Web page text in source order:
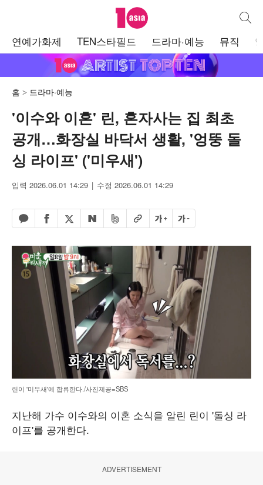
텐아시아 통합
연예가화제 TEN스타필드 드라마·예능 뮤직
홈 드라마·예능
'이수와 이혼' 린, 혼자사는 집 최초
공개…화장실 바닥서 생활, '엉뚱 돌
싱 라이프' ('미우새')
입력 2026.06.01 14:29 수정 2026.06.01 14:29
카카오톡 공유하기
페이스북 공유하기
엑스 공유하기
네이버 공유하기
밴드 공유하기
URL복사글자 크게글자 작게
린이 '미우새'에 합류한다./사진제공=SBS
지난해 가수 이수와의 이혼 소식을 알린 린이 '돌싱 라
이프'를 공개한다.
ADVERTISEMENT